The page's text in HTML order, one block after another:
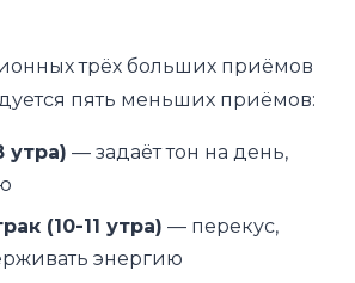
трёх больших приёмов
пять меньших приёмов:
утра) — задаёт тон на день,
(10-11 утра) — перекус,
энергию